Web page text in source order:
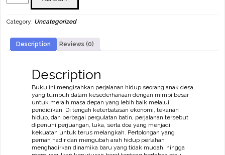
Pernah
Lewat
Mimpi,
Luka
Category: Uncategorized
Description Reviews (0)
Description
Buku ini mengisahkan perjalanan hidup seorang anak desa
yang tumbuh dalam kesederhanaan dengan mimpi besar
untuk meraih masa depan yang lebih baik melalui
pendidikan. Di tengah keterbatasan ekonomi, tekanan
hidup, dan berbagai pergulatan batin, perjalanan tersebut
dipenuhi perjuangan, luka, serta doa yang menjadi
kekuatan untuk terus melangkah. Pertolongan yang
pernah hadir dan mengubah arah hidup perlahan
menghadirkan dinamika baru yang tidak mudah, hingga